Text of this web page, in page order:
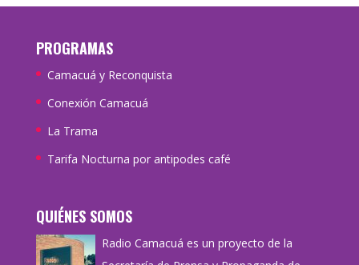
PROGRAMAS
Camacuá y Reconquista
Conexión Camacuá
La Trama
Tarifa Nocturna por antipodes café
QUIÉNES SOMOS
Radio Camacuá es un proyecto de la